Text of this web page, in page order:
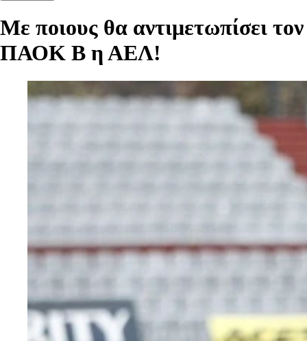
Με ποιους θα αντιμετωπίσει τον
ΠΑΟΚ Β η ΑΕΛ!